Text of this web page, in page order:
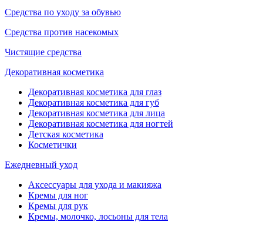
Средства по уходу за обувью
Средства против насекомых
Чистящие средства
Декоративная косметика
Декоративная косметика для глаз
Декоративная косметика для губ
Декоративная косметика для лица
Декоративная косметика для ногтей
Детская косметика
Косметички
Ежедневный уход
Аксессуары для ухода и макияжа
Кремы для ног
Кремы для рук
Кремы, молочко, лосьоны для тела